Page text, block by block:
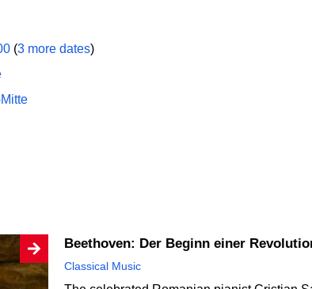
(3 more dates)
Beethoven: Der Beginn einer
Classical Music